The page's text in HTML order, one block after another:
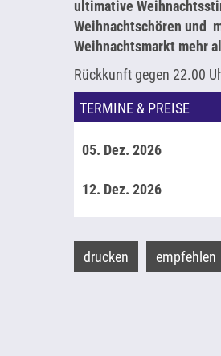
ultimative
Weihnachtschören und
Weihnachtsmarkt mehr
Rückkunft gegen 22.00
TERMINE & PREISE
05. Dez. 2026
12. Dez. 2026
drucken empfehlen